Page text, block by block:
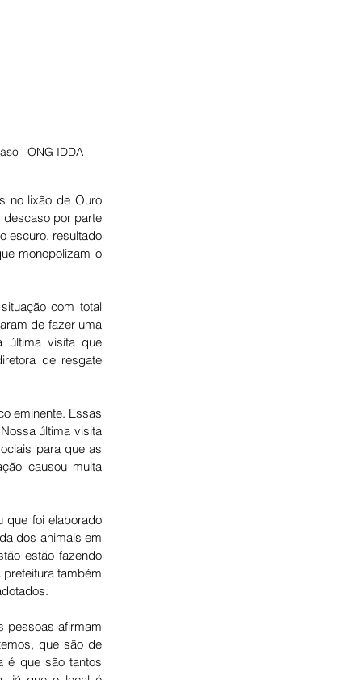
| ONG IDDA
no lixão de Ouro
descaso por parte
escuro, resultado
monopolizam o
com total
de fazer uma
última visita que
de resgate
eminente. Essas
última visita
para que as
causou muita
que foi elaborado
dos animais em
estão fazendo
também
pessoas afirmam
que são de
é que são tantos